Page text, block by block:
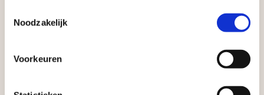
Noodzakelijk
Voorkeuren
Vrijblijvend advies?
maanden dicht is voor al het wegverkeer, is het fijn
Met vier vestigingen en inspirerende showtuinen